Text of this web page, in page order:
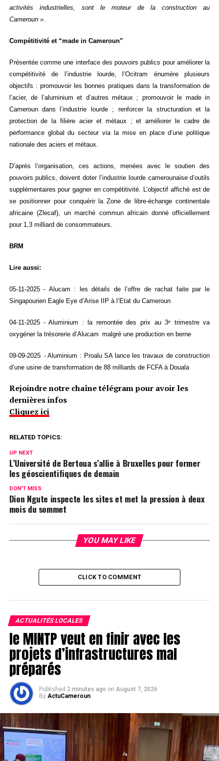
activités industrielles, sont le moteur de la construction au
Cameroun ».
Compétitivité et “made in Cameroun”
Présentée comme une interface des pouvoirs publics pour améliorer la
compétitivité de l’industrie lourde, l’Ocitram énumère plusieurs
objectifs : promouvoir les bonnes pratiques dans la transformation de
l’acier, de l’aluminium et d’autres métaux ; promouvoir le made in
Cameroun dans l’industrie lourde ; renforcer la structuration et la
protection de la filière acier et métaux ; et améliorer le cadre de
performance global du secteur via la mise en place d’une politique
nationale des aciers et métaux.
D’après l’organisation, ces actions, menées avec le soutien des
pouvoirs publics, doivent doter l’industrie lourde camerounaise d’outils
supplémentaires pour gagner en compétitivité. L’objectif affiché est de
se positionner pour conquérir la Zone de libre-échange continentale
africaine (Zlecaf), un marché commun africain donné officiellement
pour 1,3 milliard de consommateurs.
BRM
Lire aussi:
05-11-2025 - Alucam : les détails de l’offre de rachat faite par le
Singapourien Eagle Eye d’Arise IIP à l’Etat du Cameroun
04-11-2025 - Aluminium : la remontée des prix au 3ᵉ trimestre va
oxygéner la trésorerie d’Alucam malgré une production en berne
09-09-2025 - Aluminium : Proalu SA lance les travaux de construction
d’une usine de transformation de 88 milliards de FCFA à Douala
Rejoindre notre chaîne télégram pour avoir les
dernières infos
Cliquez ici
RELATED TOPICS:
UP NEXT
L’Université de Bertoua s’allie à Bruxelles pour former
les géoscientifiques de demain
DON'T MISS
Dion Ngute inspecte les sites et met la pression à deux
mois du sommet
YOU MAY LIKE
CLICK TO COMMENT
ACTUALITÉS LOCALES
le MINTP veut en finir avec les
projets d’infrastructures mal
préparés
Published 2 minutes ago on August 7, 2026
By ActuCameroun